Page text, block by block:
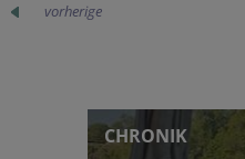
vorherige
CHRONIK